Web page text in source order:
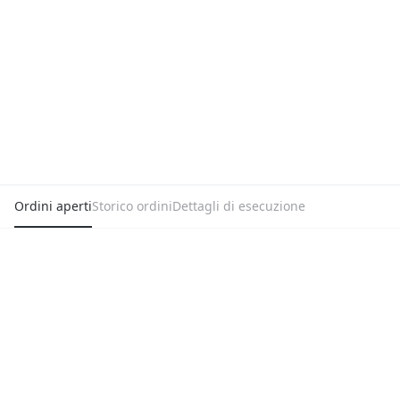
Ordini apertiStorico ordiniDettagli di esecuzione